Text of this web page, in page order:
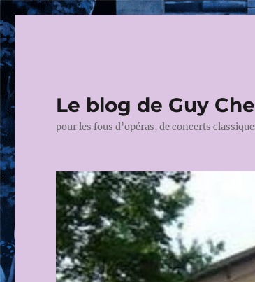
Le blog de Guy
pour les fous d’opéras, de concerts